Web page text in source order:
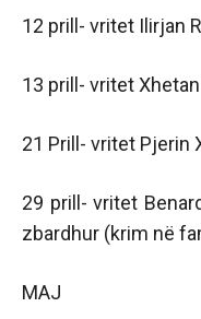
12 prill- vritet Ilirjan
13 prill- vritet
21 Prill- vritet Pjerin
29 prill- vritet
zbardhur (krim në
MAJ